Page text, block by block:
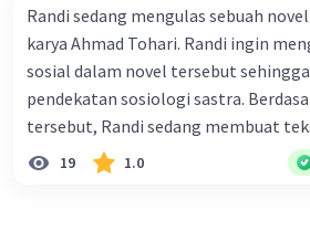
Randi sedang mengulas sebuah
karya Ahmad Tohari. Randi ingin
sosial dalam novel tersebut
pendekatan sosiologi sastra. Berdasarkan ilustrasi
tersebut, Randi sedang membuat
deskriptif B. objektif C. informatif
19 1.0